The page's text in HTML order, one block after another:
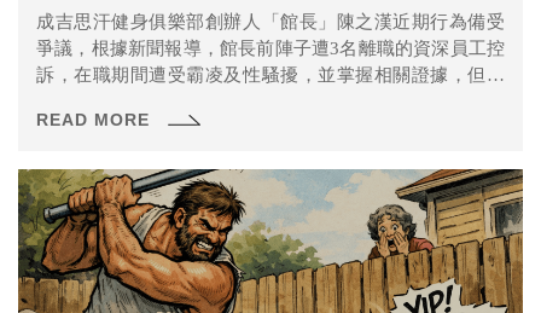
成吉思汗健身俱樂部創辦人「館長」陳之漢近期行為備受
爭議，根據新聞報導，館長前陣子遭3名離職的資深員工控
訴，在職期間遭受霸凌及性騷擾，並掌握相關證據，但館
事人已提出申訴，目前調查中。
READ MORE